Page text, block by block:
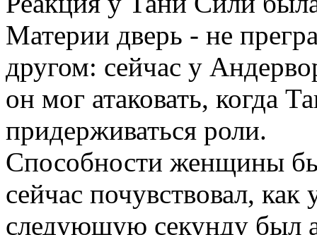
Материи дверь - не
другом: сейчас у
он мог атаковать, когда
придерживаться роли.
Способности женщины
сейчас почувствовал, как
следующую секунду был